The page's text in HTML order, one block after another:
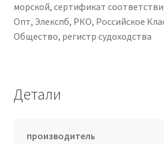
морской, сертификат
Опт, Элекспб, РКО, Российское
Общество, регистр судоходства
Детали
производитель